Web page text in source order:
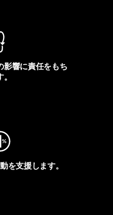
影響に責任をもち
を支援します。